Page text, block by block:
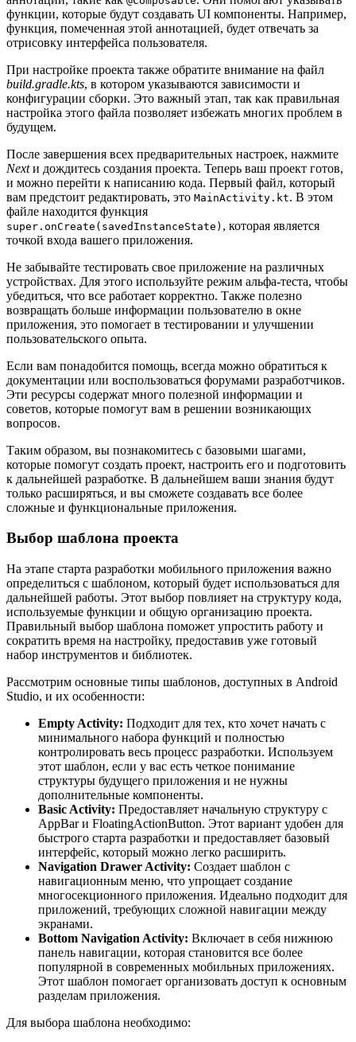
функции, которые будут создавать UI компоненты. Например,
функция, помеченная этой аннотацией, будет отвечать за
отрисовку интерфейса пользователя.
При настройке проекта также обратите внимание на файл
build.gradle.kts, в котором указываются зависимости и
конфигурации сборки. Это важный этап, так как правильная
настройка этого файла позволяет избежать многих проблем в
будущем.
После завершения всех предварительных настроек, нажмите
Nextи дождитесь создания проекта. Теперь ваш проект готов,
и можно перейти к написанию кода. Первый файл, который
вам предстоит редактировать, это MainActivity.kt. В этом
файле находится функция
super.onCreate(savedInstanceState) , которая является
точкой входа вашего приложения.
Не забывайте тестировать свое приложение на различных
устройствах. Для этого используйте режим альфа-теста, чтобы
убедиться, что все работает корректно. Также полезно
возвращать больше информации пользователю в окне
приложения, это помогает в тестировании и улучшении
пользовательского опыта.
Если вам понадобится помощь, всегда можно обратиться к
документации или воспользоваться форумами разработчиков.
Эти ресурсы содержат много полезной информации и
советов, которые помогут вам в решении возникающих
вопросов.
Таким образом, вы познакомитесь с базовыми шагами,
которые помогут создать проект, настроить его и подготовить
к дальнейшей разработке. В дальнейшем ваши знания будут
только расширяться, и вы сможете создавать все более
сложные и функциональные приложения.
Выбор шаблона проекта
На этапе старта разработки мобильного приложения важно
определиться с шаблоном, который будет использоваться для
дальнейшей работы. Этот выбор повлияет на структуру кода,
используемые функции и общую организацию проекта.
Правильный выбор шаблона поможет упростить работу и
сократить время на настройку, предоставив уже готовый
набор инструментов и библиотек.
Рассмотрим основные типы шаблонов, доступных в Android
Studio, и их особенности:
Empty Activity: Подходит для тех, кто хочет начать с
минимального набора функций и полностью
контролировать весь процесс разработки. Используем
этот шаблон, если у вас есть четкое понимание
структуры будущего приложения и не нужны
дополнительные компоненты.
Basic Activity: Предоставляет начальную структуру с
AppBar и FloatingActionButton. Этот вариант удобен для
быстрого старта разработки и предоставляет базовый
интерфейс, который можно легко расширить.
Navigation Drawer Activity: Создает шаблон с
навигационным меню, что упрощает создание
многосекционного приложения. Идеально подходит для
приложений, требующих сложной навигации между
экранами.
Bottom Navigation Activity: Включает в себя нижнюю
панель навигации, которая становится все более
популярной в современных мобильных приложениях.
Этот шаблон помогает организовать доступ к основным
разделам приложения.
Для выбора шаблона необходимо: